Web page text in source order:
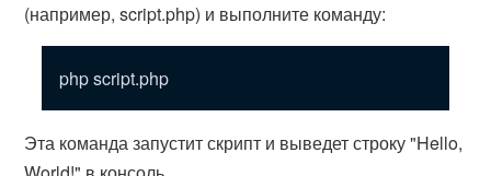
(например, script.php) и выполните команду:
php script.php
Эта команда запустит скрипт и выведет строку "Hello,